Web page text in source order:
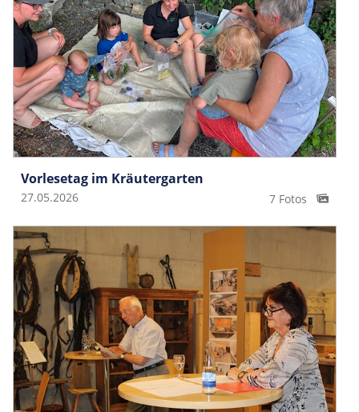
Vorlesetag im Kräutergarten
27.05.2026 7 Fotos